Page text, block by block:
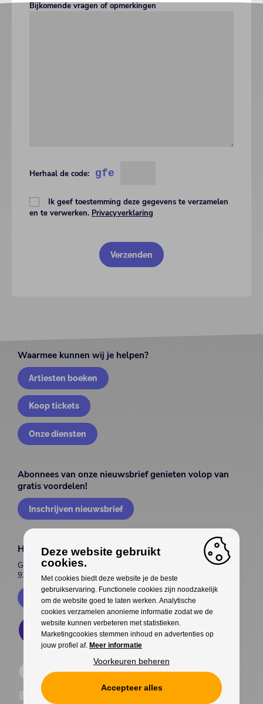
Bijkomende vragen of opmerkingen
Herhaal de code: gfe
Ik geef toestemming deze gegevens te verzamelen
en te verwerken. Privacyverklaring
Waarmee kunnen wij je helpen?
Artiesten boeken
Koop tickets
Onze diensten
Abonnees van onze nieuwsbrief genieten volop van
gratis voordelen!
Inschrijven nieuwsbrief
House of Entertainment
Gentsesteenweg 514
9300 Aalst
Contacteer ons
Deze website gebruikt
cookies.
Met cookies biedt deze website je de beste
gebruikservaring. Functionele cookies zijn noodzakelijk
om de website goed te laten werken. Analytische
cookies verzamelen anonieme informatie zodat we de
website kunnen verbeteren met statistieken.
Marketingcookies stemmen inhoud en advertenties op
jouw profiel af. Meer informatie
Voorkeuren beheren
Accepteer alles